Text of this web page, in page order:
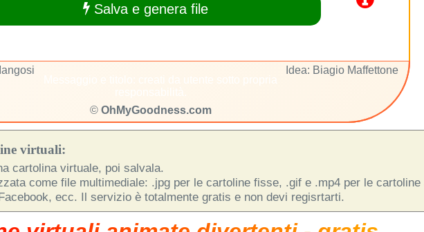
Salva e genera file
Idea: Biagio Maffettone
© OhMyGoodness.com
virtuali:
cartolina virtuale, poi salvala.
come file multimediale: .jpg per le cartoline fisse, .gif e .mp4 per le
ecc. Il servizio è totalmente gratis e non devi regisrtarti.